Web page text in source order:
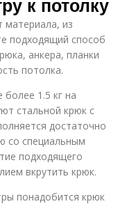
материала, из
подходящий способ
анкера, планки
потолка.
1.5 кг на
стальной крюк с
достаточно
со специальным
подходящего
вкрутить крюк.
понадобится крюк